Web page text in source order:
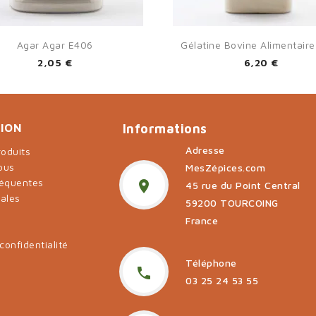
 Aperçu rapide
Agar Agar E406
2,05 €
 Aperçu rapide
Gélatine Bovine Alimentaire
6,20 €
Informations

Adresse
MesZépices.com
45 rue du Point Central
59200 TOURCOING
France

Téléphone
03 25 24 53 55